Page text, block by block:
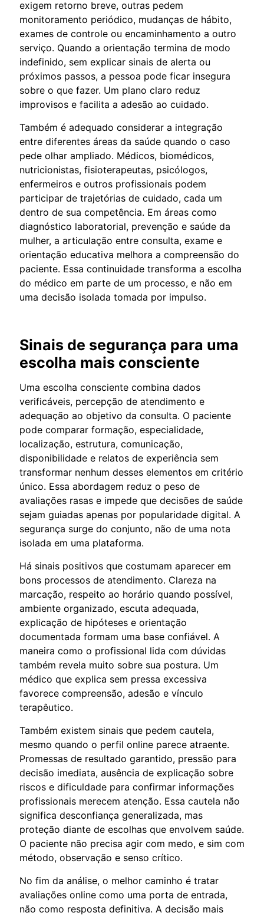
exigem retorno breve, outras pedem
monitoramento periódico, mudanças de hábito,
exames de controle ou encaminhamento a outro
serviço. Quando a orientação termina de modo
indefinido, sem explicar sinais de alerta ou
próximos passos, a pessoa pode ficar insegura
sobre o que fazer. Um plano claro reduz
improvisos e facilita a adesão ao cuidado.
Também é adequado considerar a integração
entre diferentes áreas da saúde quando o caso
pede olhar ampliado. Médicos, biomédicos,
nutricionistas, fisioterapeutas, psicólogos,
enfermeiros e outros profissionais podem
participar de trajetórias de cuidado, cada um
dentro de sua competência. Em áreas como
diagnóstico laboratorial, prevenção e saúde da
mulher, a articulação entre consulta, exame e
orientação educativa melhora a compreensão do
paciente. Essa continuidade transforma a escolha
do médico em parte de um processo, e não em
uma decisão isolada tomada por impulso.
Sinais de segurança para uma
escolha mais consciente
Uma escolha consciente combina dados
verificáveis, percepção de atendimento e
adequação ao objetivo da consulta. O paciente
pode comparar formação, especialidade,
localização, estrutura, comunicação,
disponibilidade e relatos de experiência sem
transformar nenhum desses elementos em critério
único. Essa abordagem reduz o peso de
avaliações rasas e impede que decisões de saúde
sejam guiadas apenas por popularidade digital. A
segurança surge do conjunto, não de uma nota
isolada em uma plataforma.
Há sinais positivos que costumam aparecer em
bons processos de atendimento. Clareza na
marcação, respeito ao horário quando possível,
ambiente organizado, escuta adequada,
explicação de hipóteses e orientação
documentada formam uma base confiável. A
maneira como o profissional lida com dúvidas
também revela muito sobre sua postura. Um
médico que explica sem pressa excessiva
favorece compreensão, adesão e vínculo
terapêutico.
Também existem sinais que pedem cautela,
mesmo quando o perfil online parece atraente.
Promessas de resultado garantido, pressão para
decisão imediata, ausência de explicação sobre
riscos e dificuldade para confirmar informações
profissionais merecem atenção. Essa cautela não
significa desconfiança generalizada, mas
proteção diante de escolhas que envolvem saúde.
O paciente não precisa agir com medo, e sim com
método, observação e senso crítico.
No fim da análise, o melhor caminho é tratar
avaliações online como uma porta de entrada,
não como resposta definitiva. A decisão mais